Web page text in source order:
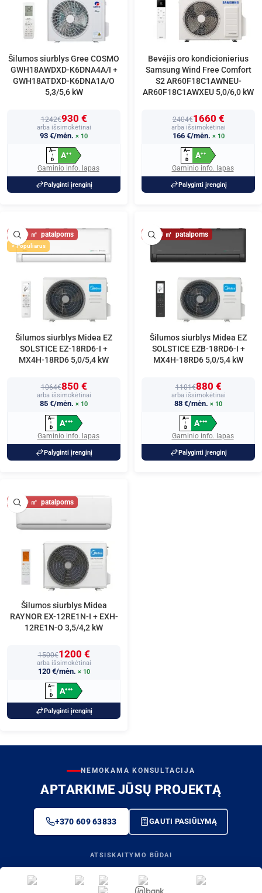
Šilumos siurblys Gree COSMO
GWH18AWDXD-K6DNA4A/I +
GWH18ATDXD-K6DNA1A/O
5,3/5,6 kW
1242€930 €
arba išsimokėtinai
93 €/mėn. × 10
A+++
↑
D
A++
Gaminio info. lapas
Palyginti įrenginį
Bevėjis oro kondicionierius
Samsung Wind Free Comfort
S2 AR60F18C1AWNEU-
AR60F18C1AWXEU 5,0/6,0 kW
2404€1660 €
arba išsimokėtinai
166 €/mėn. × 10
A+++
↑
D
A++
Gaminio info. lapas
Palyginti įrenginį
60
Populiarus
Šilumos siurblys Midea EZ
SOLSTICE EZ-18RD6-I +
MX4H-18RD6 5,0/5,4 kW
1064€850 €
arba išsimokėtinai
85 €/mėn. × 10
A+++
↑
D
A+++
Gaminio info. lapas
Palyginti įrenginį
60
Šilumos siurblys Midea EZ
SOLSTICE EZB-18RD6-I +
MX4H-18RD6 5,0/5,4 kW
1101€880 €
arba išsimokėtinai
88 €/mėn. × 10
A+++
↑
D
A+++
Gaminio info. lapas
Palyginti įrenginį
60
Šilumos siurblys Midea
RAYNOR EX-12RE1N-I + EXH-
12RE1N-O 3,5/4,2 kW
1500€1200 €
arba išsimokėtinai
120 €/mėn. × 10
A+++
↑
D
A+++
Palyginti įrenginį
NEMOKAMA KONSULTACIJA
APTARKIME JŪSŲ PROJEKTĄ
+370 609 63833 GAUTI PASIŪLYMĄ
ATSISKAITYMO BŪDAI